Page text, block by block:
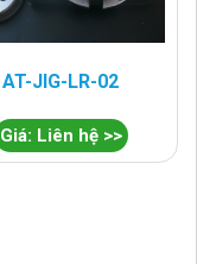
AT-JIG-LR-02
Giá: Liên hệ >>